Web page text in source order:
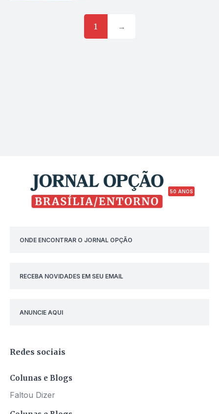
1 →
50 ANOS
ONDE ENCONTRAR O JORNAL OPÇÃO
RECEBA NOVIDADES EM SEU EMAIL
ANUNCIE AQUI
Redes sociais
Colunas e Blogs
Faltou Dizer